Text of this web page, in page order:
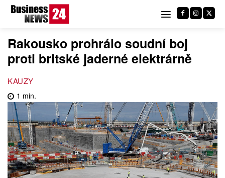
Rakousko prohrálo soudní boj
proti britské jaderné elektrárně
KAUZY
1 min.